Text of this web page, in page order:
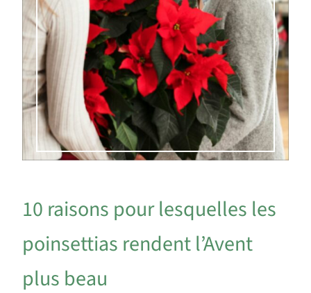
10 raisons pour lesquelles les
poinsettias rendent l’Avent
plus beau